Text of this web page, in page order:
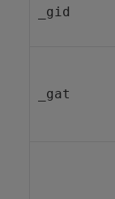
_gid
_gat